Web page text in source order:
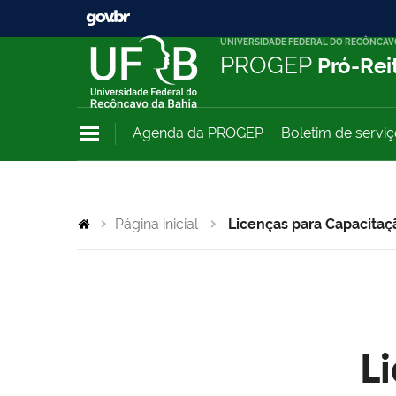
UNIVERSIDADE FEDERAL DO
PROGEP Pró-
Agenda da PROGEP Boletim de
Página inicial Licenças para